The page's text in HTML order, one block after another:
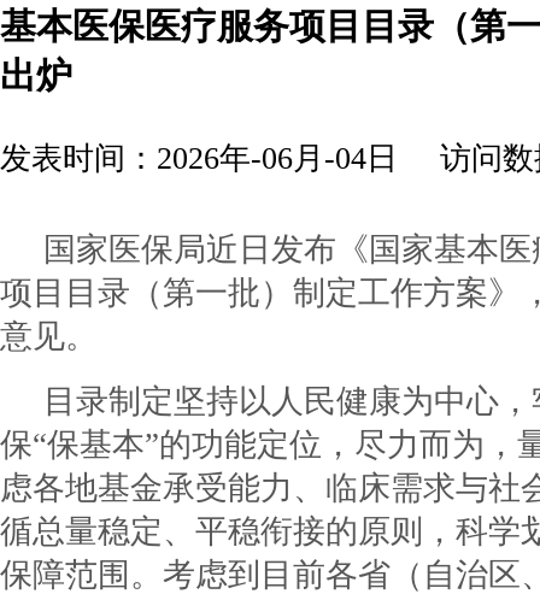
基本医保医疗服务项目目录（第
出炉
发表时间：2026年-06月-04日 访问数
国家医保局近日发布《国家基本
项目目录（第一批）制定工作方案》
意见。
目录制定坚持以人民健康为中心
保“保基本”的功能定位，尽力而为，
虑各地基金承受能力、临床需求与社
循总量稳定、平稳衔接的原则，科学
保障范围。考虑到目前各省（自治区